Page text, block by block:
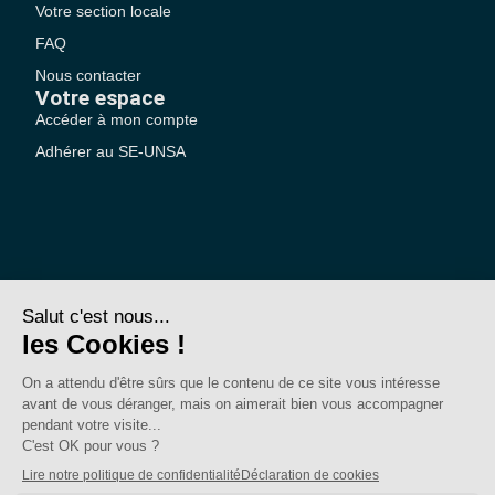
Votre section locale
FAQ
Nous contacter
Votre espace
Accéder à mon compte
Adhérer au SE-UNSA
SE-Unsa est un syndicat de l’UNSA